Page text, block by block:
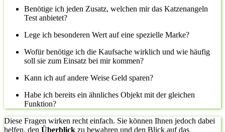
Benötige ich jeden Zusatz, welchen mir das Katzenangeln
Test anbietet?
Lege ich besonderen Wert auf eine spezielle Marke?
Wofür benötige ich die Kaufsache wirklich und wie häufig
soll sie zum Einsatz bei mir kommen?
Kann ich auf andere Weise Geld sparen?
Habe ich bereits ein ähnliches Objekt mit der gleichen
Funktion?
Diese Fragen wirken recht einfach. Sie können Ihnen jedoch dabei
helfen, den Überblick zu bewahren und den Blick auf das